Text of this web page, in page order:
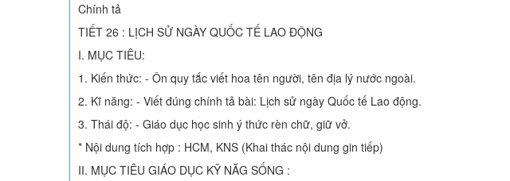
Chính tả
TIẾT 26 : LỊCH SỬ NGÀY QUỐC TẾ LAO ĐỘNG
I. MỤC TIÊU:
1. Kiến thức: - Ôn quy tắc viết hoa tên người, tên địa lý nước ngoài.
2. Kĩ năng: - Viết đúng chính tả bài: Lịch sử ngày Quốc tế Lao động.
3. Thái độ: - Giáo dục học sinh ý thức rèn chữ, giữ vở.
* Nội dung tích hợp : HCM, KNS (Khai thác nội dung gin tiếp)
II. MỤC TIÊU GIÁO DỤC KỸ NĂG SỐNG :